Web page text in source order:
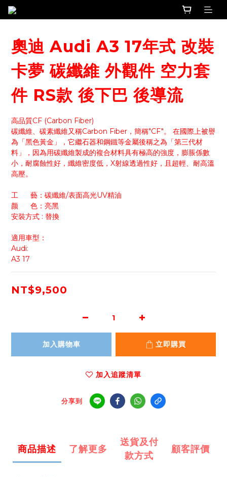
奧迪 Audi A3 17年式 改裝
卡夢 碳纖維 外觀件 空力套
件 RS款 後下巴 後導流
高品質CF (Carbon Fiber)
碳纖維、碳素纖維又稱Carbon Fiber，簡稱"CF"。 在國際上被譽
為「黑色黃金」，它繼石器和鋼鐵等金屬後稱之為「第三代材
料」，因為用碳纖維製成的複合材料具有極高的強度，膨脹係數
小，耐腐蝕性好，纖維密度低，X射線透過性好，且超輕、耐高溫
高壓。
工      藝：碳纖維/表面高光UV精油
颜      色：亮黑
安裝方式 : 替換
適用車型：
Audi:
A3 17
NT$9,500
加入購物車 立即購買
加入追蹤清單
分享到
商品描述 了解更多
送貨及付
款方式
顧客評價